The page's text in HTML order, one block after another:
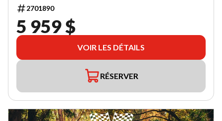
2701890
5 959 $
VOIR LES DÉTAILS
RÉSERVER